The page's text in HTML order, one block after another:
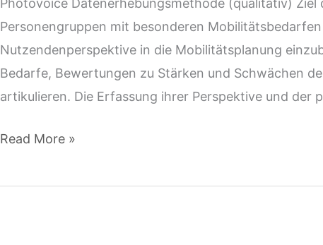
Photovoice Datenerhebungsmethode (qualitativ)
Personengruppen mit besonderen
Nutzendenperspektive in die Mobilitätsplanung
Bedarfe, Bewertungen zu Stärken und Schwächen
artikulieren. Die Erfassung ihrer Perspektive und
Read More »